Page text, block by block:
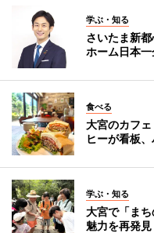
学ぶ・知る
さいたま新
ホーム日本
食べる
大宮のカフ
ヒーが看板
学ぶ・知る
大宮で「ま
魅力を再発見